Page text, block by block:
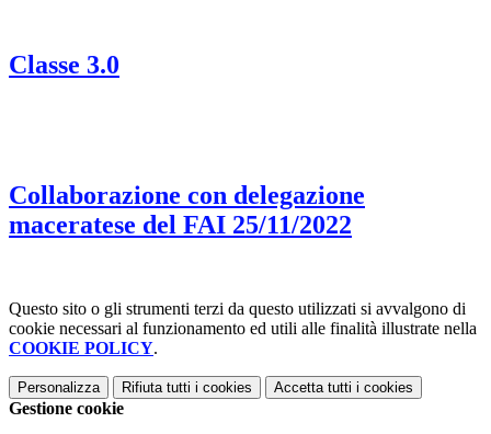
Classe 3.0
Collaborazione con delegazione
maceratese del FAI 25/11/2022
Questo sito o gli strumenti terzi da questo utilizzati si avvalgono di
cookie necessari al funzionamento ed utili alle finalità illustrate nella
COOKIE POLICY.
Personalizza Rifiuta tutti i cookies Accetta tutti i cookies
Gestione cookie